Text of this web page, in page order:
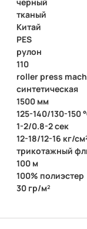
тканый
Китай
PES
рулон
110
roller press
синтетическая
1500 мм
125-140/130-150
1-2/0.8-2 сек
12-18/12-16 кг/
трикотажный
100 м
100% полиэстер
30 гр/м²